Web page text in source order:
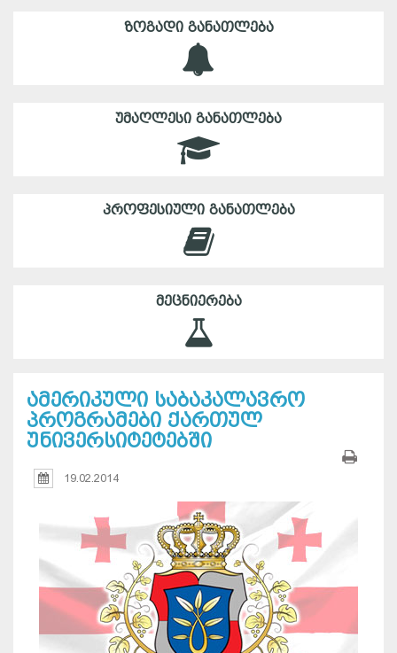
ᲖᲝᲒᲐᲓᲘ ᲒᲐᲜᲐᲗᲚᲔᲑᲐ
ᲣᲛᲐᲦᲚᲔᲡᲘ ᲒᲐᲜᲐᲗᲚᲔᲑᲐ
ᲞᲠᲝᲤᲔᲡᲘᲣᲚᲘ ᲒᲐᲜᲐᲗᲚᲔᲑᲐ
ᲛᲔᲪᲜᲘᲔᲠᲔᲑᲐ
ამერიკული საბაკალავრო
პროგრამები ქართულ
უნივერსიტეტებში
19.02.2014